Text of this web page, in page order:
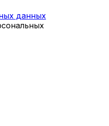
данных